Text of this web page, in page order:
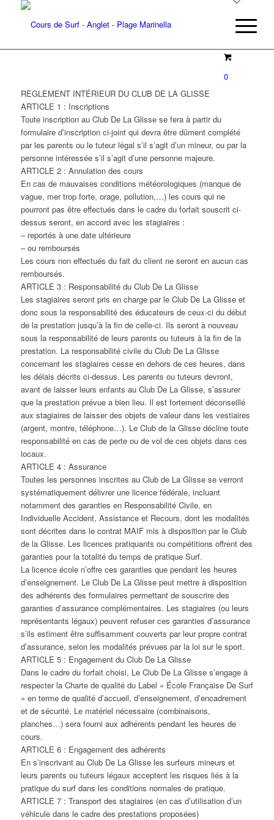
0
RÈGLEMENT INTÉRIEUR DU CLUB DE LA GLISSE
ARTICLE 1 : Inscriptions
Toute inscription au Club De La Glisse se fera à partir du
formulaire d’inscription ci-joint qui devra être dûment complété
par les parents ou le tuteur légal s’il s’agit d’un mineur, ou par la
personne intéressée s’il s’agit d’une personne majeure.
ARTICLE 2 : Annulation des cours
En cas de mauvaises conditions météorologiques (manque de
vague, mer trop forte, orage, pollution,…) les cours qui ne
pourront pas être effectués dans le cadre du forfait souscrit ci-
dessus seront, en accord avec les stagiaires :
– reportés à une date ultérieure
– ou remboursés
Les cours non effectués du fait du client ne seront en aucun cas
remboursés.
ARTICLE 3 : Responsabilité du Club De La Glisse
Les stagiaires seront pris en charge par le Club De La Glisse et
donc sous la responsabilité des éducateurs de ceux-ci du début
de la prestation jusqu’à la fin de celle-ci. Ils seront à nouveau
sous la responsabilité de leurs parents ou tuteurs à la fin de la
prestation. La responsabilité civile du Club De La Glisse
concernant les stagiaires cesse en dehors de ces heures, dans
les délais décrits ci-dessus. Les parents ou tuteurs devront,
avant de laisser leurs enfants au Club De La Glisse, s’assurer
que la prestation prévue a bien lieu. Il est fortement déconseillé
aux stagiaires de laisser des objets de valeur dans les vestiaires
(argent, montre, téléphone…). Le Club de la Glisse décline toute
responsabilité en cas de perte ou de vol de ces objets dans ces
locaux.
ARTICLE 4 : Assurance
Toutes les personnes inscrites au Club de La Glisse se verront
systématiquement délivrer une licence fédérale, incluant
notamment des garanties en Responsabilité Civile, en
Individuelle Accident, Assistance et Recours, dont les modalités
sont décrites dans le contrat MAIF mis à disposition par le Club
de la Glisse. Les licences pratiquants ou compétitions offrent des
garanties pour la totalité du temps de pratique Surf.
La licence école n’offre ces garanties que pendant les heures
d’enseignement. Le Club De La Glisse peut mettre à disposition
des adhérents des formulaires permettant de souscrire des
garanties d’assurance complémentaires. Les stagiaires (ou leurs
représentants légaux) peuvent refuser ces garanties d’assurance
s’ils estiment être suffisamment couverts par leur propre contrat
d’assurance, selon les modalités prévues par la loi sur le sport.
ARTICLE 5 : Engagement du Club De La Glisse
Dans le cadre du forfait choisi, Le Club De La Glisse s’engage à
respecter la Charte de qualité du Label « École Française De Surf
» en terme de qualité d’accueil, d’enseignement, d’encadrement
et de sécurité. Le matériel nécessaire (combinaisons,
planches…) sera fourni aux adhérents pendant les heures de
cours.
ARTICLE 6 : Engagement des adhérents
En s’inscrivant au Club De La Glisse les surfeurs mineurs et
leurs parents ou tuteurs légaux acceptent les risques liés à la
pratique du surf dans les conditions normales de pratique.
ARTICLE 7 : Transport des stagiaires (en cas d’utilisation d’un
véhicule dans le cadre des prestations proposées)